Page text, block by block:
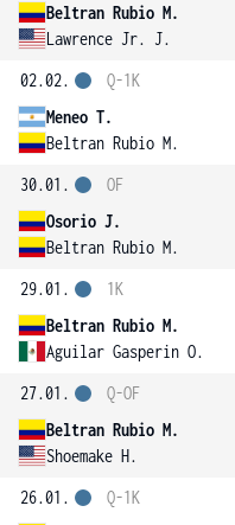
Beltran Rubio M.
Lawrence Jr. J.
02.02.
Meneo T.
Beltran Rubio M.
Q-1K
30.01.
Osorio J.
Beltran Rubio M.
OF
29.01.
Beltran Rubio M.
Aguilar Gasperin O.
1K
27.01.
Beltran Rubio M.
Shoemake H.
Q-OF
26.01.
Q-1K